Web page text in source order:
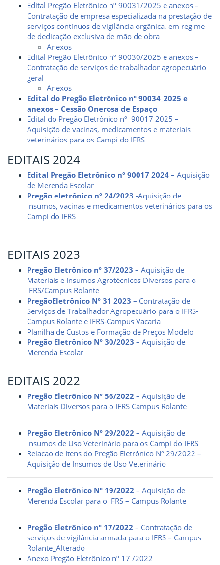
Edital Pregão Eletrônico nº 90031/2025 e anexos –
Contratação de empresa especializada na prestação de
serviços contínuos de vigilância orgânica, em regime
de dedicação exclusiva de mão de obra
Anexos
Edital Pregão Eletrônico nº 90030/2025 e anexos –
Contratação de serviços de trabalhador agropecuário
geral
Anexos
Edital do Pregão Eletrônico nº 90034_2025 e
anexos – Cessão Onerosa de Espaço
Edital do Pregão Eletrônico nº 90017 2025 –
Aquisição de vacinas, medicamentos e materiais
veterinários para os Campi do IFRS
EDITAIS 2024
Edital Pregão Eletrônico nº 90017 2024 – Aquisição
de Merenda Escolar
Pregão eletrônico nº 24/2023 -Aquisição de
insumos, vacinas e medicamentos veterinários para os
Campi do IFRS
EDITAIS 2023
Pregão Eletrônico nº 37/2023 – Aquisição de
Materiais e Insumos Agrotécnicos Diversos para o
IFRS/Campus Rolante
PregãoEletrônico Nº 31 2023 – Contratação de
Serviços de Trabalhador Agropecuário para o IFRS-
Campus Rolante e IFRS-Campus Vacaria
Planilha de Custos e Formação de Preços Modelo
Pregão Eletrônico Nº 30/2023 – Aquisição de
Merenda Escolar
EDITAIS 2022
Pregão Eletrônico Nº 56/2022 – Aquisição de
Materiais Diversos para o IFRS Campus Rolante
Pregão Eletrônico Nº 29/2022 – Aquisição de
Insumos de Uso Veterinário para os Campi do IFRS
Relacao de Itens do Pregão Eletrônico Nº 29/2022 –
Aquisição de Insumos de Uso Veterinário
Pregão Eletrônico Nº 19/2022 – Aquisição de
Merenda Escolar para o IFRS – Campus Rolante
Pregão Eletrônico nº 17/2022 – Contratação de
serviços de vigilância armada para o IFRS – Campus
Rolante_Alterado
Anexo Pregão Eletrônico nº 17 /2022